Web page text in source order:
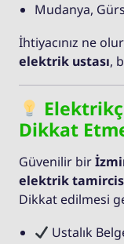
Mudanya,
İhtiyacınız ne
elektrik ustası,
Dikkat
Güvenilir bir
elektrik
Dikkat edilmesi
Ustalık